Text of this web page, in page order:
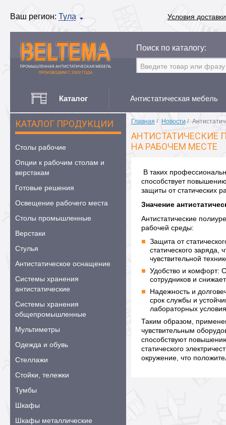
Ваш регион: Тула Условия доставки
Поиск по каталогу:
Каталог Антистатическая мебель
КАТАЛОГ ПРОДУКЦИИ
Столы рабочие
Опции к рабочим столам и
верстакам
Готовые решения
Освещение рабочего места
Столы промышленные
Верстаки
Стулья
Антистатическое оснащение
Системы хранения
антистатические
Системы хранения
общепромышленные
Мультиметры
Одежда и обувь
Стеллажи
Стойки, тележки
Тумбы
Шкафы
Шкафы металлические
Главная / Новости /
АНТИСТАТИЧЕСКИЕ
НА РАБОЧЕМ МЕСТЕ
В таких
способствует
защиты от статических
Значение
Антистатические
рабочей среды:
Защита от
статического
чувствительной
Удобство и комфорт:
сотрудников и
Надежность и
срок службы и
лабораторных
Таким образом,
чувствительным
способствуют
статического
окружение, что